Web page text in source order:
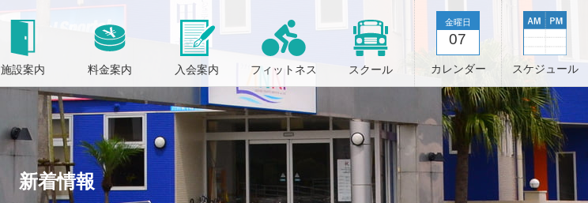
施設案内 料金案内 入会案内 フィットネス スクール
金曜日
07
カレンダー スケジュール
新着情報